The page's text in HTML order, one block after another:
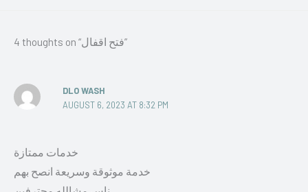
4 thoughts on “فتح اقفال”
DLO WASH
AUGUST 6, 2023 AT 8:32 PM
خدمات ممتازة
خدمة موثوقة وسريعة انصح بهم